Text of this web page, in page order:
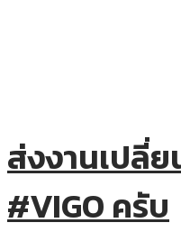
ส่งงานเปลี่
#VIGO ครับ